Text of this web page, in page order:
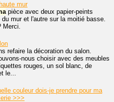
mur
pièce avec deux papier-peints
mur et l'autre sur la moitié basse.
Merci.
refaire la décoration du salon.
nous choisir avec des meubles
rouges, un sol blanc, de
le...
couleur dois-je prendre pour ma
>>>